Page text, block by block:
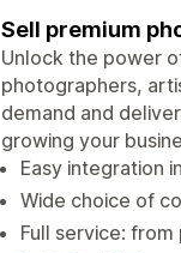
Sell premium
Unlock the power
photographers,
demand and
growing your
Easy integration
Wide choice of
Full service: